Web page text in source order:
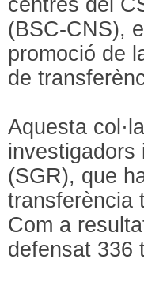
(BSC-CNS),
promoció de
de
Aquesta
investigadors
(SGR), que
transferència
Com a
defensat 336